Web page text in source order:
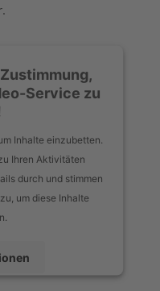
Service zu
Inhalte einzubetten.
Ihren Aktivitäten
durch und stimmen
um diese Inhalte